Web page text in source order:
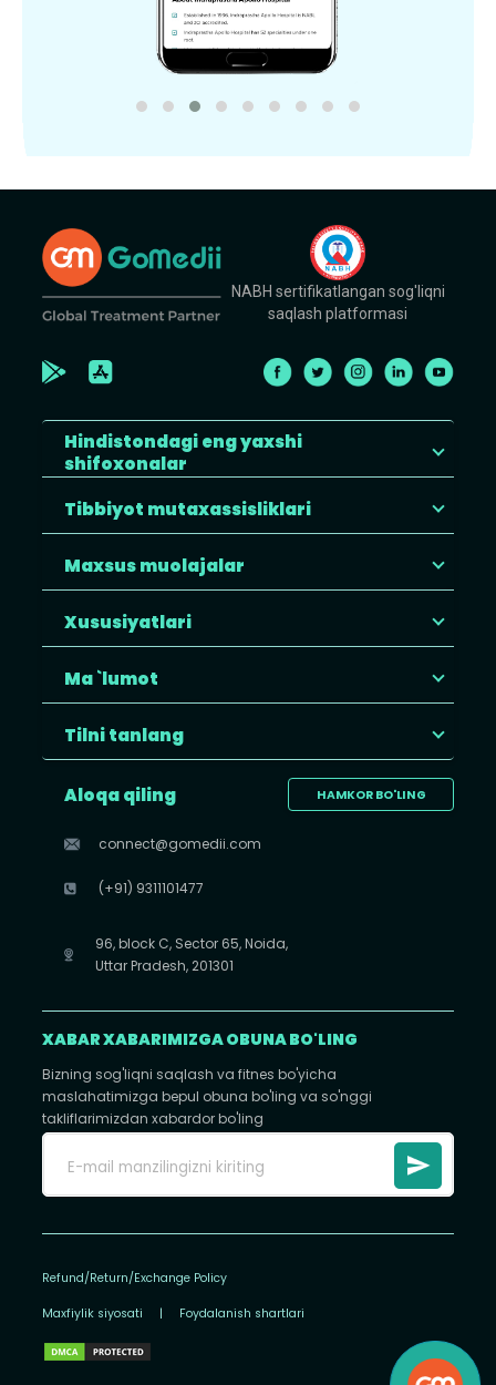
NABH sertifikatlangan sog'liqni
saqlash platformasi
Hindistondagi eng yaxshi
shifoxonalar
Tibbiyot mutaxassisliklari
Maxsus muolajalar
Xususiyatlari
Ma `lumot
Tilni tanlang
HAMKOR BO'LING
Aloqa qiling
connect@gomedii.com
(+91) 9311101477
96, block C, Sector 65, Noida,
Uttar Pradesh, 201301
XABAR XABARIMIZGA OBUNA BO'LING
Bizning sog'liqni saqlash va fitnes bo'yicha
maslahatimizga bepul obuna bo'ling va so'nggi
takliflarimizdan xabardor bo'ling
Refund/Return/Exchange Policy
Maxfiylik siyosati | Foydalanish shartlari